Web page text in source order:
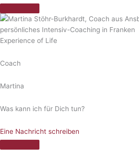
Experience of Life
Coach
Martina
Was kann ich für Dich tun?
Eine Nachricht schreiben